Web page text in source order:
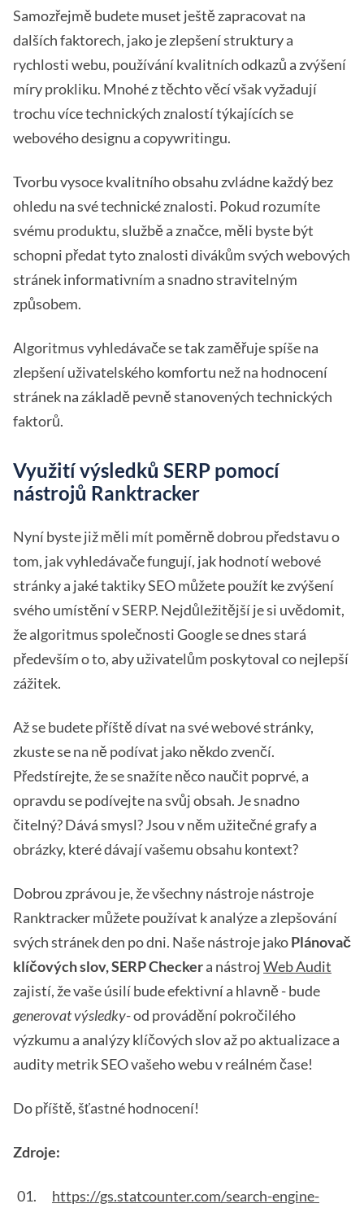
Samozřejmě budete muset ještě zapracovat na
dalších faktorech, jako je zlepšení struktury a
rychlosti webu, používání kvalitních odkazů a zvýšení
míry prokliku. Mnohé z těchto věcí však vyžadují
trochu více technických znalostí týkajících se
webového designu a copywritingu.
Tvorbu vysoce kvalitního obsahu zvládne každý bez
ohledu na své technické znalosti. Pokud rozumíte
svému produktu, službě a značce, měli byste být
schopni předat tyto znalosti divákům svých webových
stránek informativním a snadno stravitelným
způsobem.
Algoritmus vyhledávače se tak zaměřuje spíše na
zlepšení uživatelského komfortu než na hodnocení
stránek na základě pevně stanovených technických
faktorů.
Využití výsledků SERP pomocí
nástrojů Ranktracker
Nyní byste již měli mít poměrně dobrou představu o
tom, jak vyhledávače fungují, jak hodnotí webové
stránky a jaké taktiky SEO můžete použít ke zvýšení
svého umístění v SERP. Nejdůležitější je si uvědomit,
že algoritmus společnosti Google se dnes stará
především o to, aby uživatelům poskytoval co nejlepší
zážitek.
Až se budete příště dívat na své webové stránky,
zkuste se na ně podívat jako někdo zvenčí.
Předstírejte, že se snažíte něco naučit poprvé, a
opravdu se podívejte na svůj obsah. Je snadno
čitelný? Dává smysl? Jsou v něm užitečné grafy a
obrázky, které dávají vašemu obsahu kontext?
Dobrou zprávou je, že všechny nástroje nástroje
Ranktracker můžete používat k analýze a zlepšování
svých stránek den po dni. Naše nástroje jakoPlánovač
klíčových slov, SERP Checkera nástrojWeb Audit
zajistí, že vaše úsilí bude efektivní a hlavně - bude
generovat výsledky- od provádění pokročilého
výzkumu a analýzy klíčových slov až po aktualizace a
audity metrik SEO vašeho webu v reálném čase!
Do příště, šťastné hodnocení!
Zdroje:
https://gs.statcounter.com/search-engine-